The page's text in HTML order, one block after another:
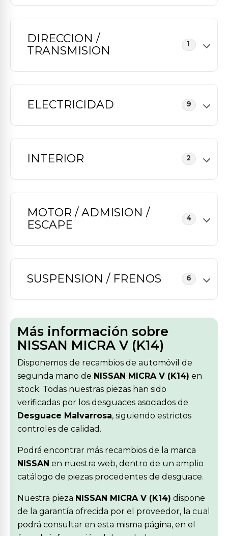
DIRECCION /
TRANSMISION
1
ELECTRICIDAD 9
INTERIOR 2
MOTOR / ADMISION /
ESCAPE
4
SUSPENSION / FRENOS 6
Más información sobre
NISSAN MICRA V (K14)
Disponemos de recambios de automóvil de
segunda mano de NISSAN MICRA V (K14) en
stock. Todas nuestras piezas han sido
verificadas por los desguaces asociados de
Desguace Malvarrosa, siguiendo estrictos
controles de calidad.
Podrá encontrar más recambios de la marca
NISSAN en nuestra web, dentro de un amplio
catálogo de piezas procedentes de desguace.
Nuestra pieza NISSAN MICRA V (K14) dispone
de la garantía ofrecida por el proveedor, la cual
podrá consultar en esta misma página, en el